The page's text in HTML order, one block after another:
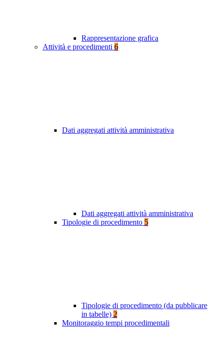
Rappresentazione grafica
Attività e procedimenti 6
Dati aggregati attività amministrativa
Dati aggregati attività amministrativa
Tipologie di procedimento 5
Tipologie di procedimento (da pubblicare
in tabelle) 2
Monitoraggio tempi procedimentali